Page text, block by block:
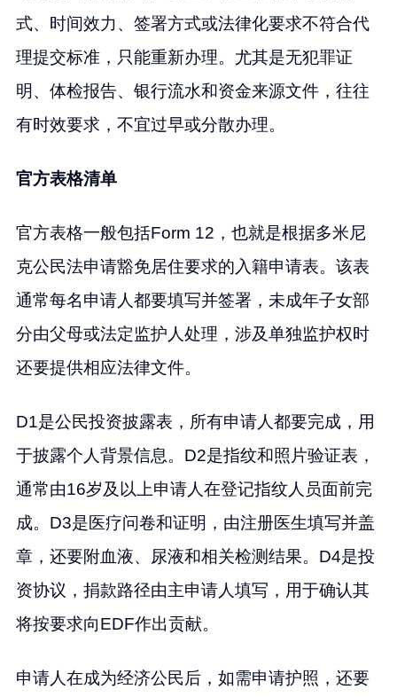
式、时间效力、签署方式或法律化要求不符合代
理提交标准，只能重新办理。尤其是无犯罪证
明、体检报告、银行流水和资金来源文件，往往
有时效要求，不宜过早或分散办理。
官方表格清单
官方表格一般包括Form 12，也就是根据多米尼
克公民法申请豁免居住要求的入籍申请表。该表
通常每名申请人都要填写并签署，未成年子女部
分由父母或法定监护人处理，涉及单独监护权时
还要提供相应法律文件。
D1是公民投资披露表，所有申请人都要完成，用
于披露个人背景信息。D2是指纹和照片验证表，
通常由16岁及以上申请人在登记指纹人员面前完
成。D3是医疗问卷和证明，由注册医生填写并盖
章，还要附血液、尿液和相关检测结果。D4是投
资协议，捐款路径由主申请人填写，用于确认其
将按要求向EDF作出贡献。
申请人在成为经济公民后，如需申请护照，还要